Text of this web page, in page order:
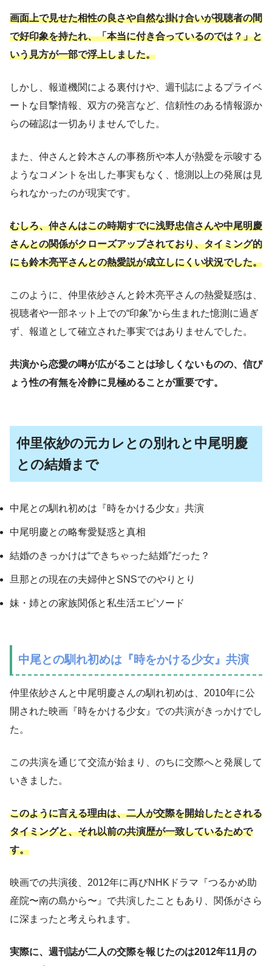
画面上で見せた相性の良さや自然な掛け合いが視聴者の間
で好印象を持たれ、「本当に付き合っているのでは？」と
いう見方が一部で浮上しました。
しかし、報道機関による裏付けや、週刊誌によるプライベ
ートな目撃情報、双方の発言など、信頼性のある情報源か
らの確認は一切ありませんでした。
また、仲さんと鈴木さんの事務所や本人が熱愛を示唆する
ようなコメントを出した事実もなく、憶測以上の発展は見
られなかったのが現実です。
むしろ、仲さんはこの時期すでに浅野忠信さんや中尾明慶
さんとの関係がクローズアップされており、タイミング的
にも鈴木亮平さんとの熱愛説が成立しにくい状況でした。
このように、仲里依紗さんと鈴木亮平さんの熱愛疑惑は、
視聴者や一部ネット上での“印象”から生まれた憶測に過ぎ
ず、報道として確立された事実ではありませんでした。
共演から恋愛の噂が広がることは珍しくないものの、信ぴ
ょう性の有無を冷静に見極めることが重要です。
仲里依紗の元カレとの別れと中尾明慶
との結婚まで
中尾との馴れ初めは『時をかける少女』共演
中尾明慶との略奪愛疑惑と真相
結婚のきっかけは“できちゃった結婚”だった？
旦那との現在の夫婦仲とSNSでのやりとり
妹・姉との家族関係と私生活エピソード
中尾との馴れ初めは『時をかける少女』共演
仲里依紗さんと中尾明慶さんの馴れ初めは、2010年に公
開された映画『時をかける少女』での共演がきっかけでし
た。
この共演を通じて交流が始まり、のちに交際へと発展して
いきました。
このように言える理由は、二人が交際を開始したとされる
タイミングと、それ以前の共演歴が一致しているためで
す。
映画での共演後、2012年に再びNHKドラマ『つるかめ助
産院〜南の島から〜』で共演したこともあり、関係がさら
に深まったと考えられます。
実際に、週刊誌が二人の交際を報じたのは2012年11月の